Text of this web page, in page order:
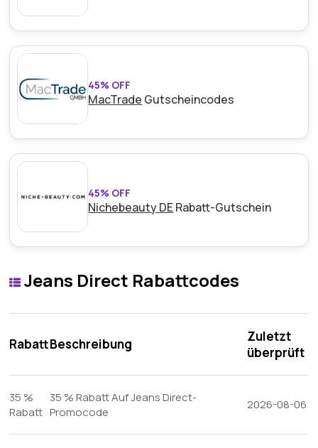
45% OFF
MacTrade Gutscheincodes
45% OFF
Nichebeauty DERabatt-Gutschein
Jeans Direct Rabattcodes
RabattBeschreibung
Zuletzt
überprüft
35 %
Rabatt
35 % Rabatt Auf Jeans Direct-
Promocode
2026-08-06